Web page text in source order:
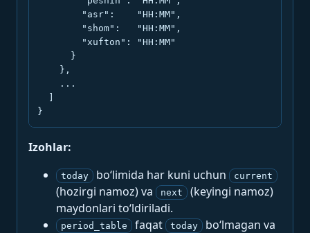
        "asr":    "HH:MM",
        "shom":   "HH:MM",
        "xufton": "HH:MM"
      }
    },
    ...
}
Izohlar:
today bo‘limida har kuni uchun current
(hozirgi namoz) va next
(keyingi namoz)
maydonlari to‘ldiriladi.
period_table faqat today
bo‘lmagan va